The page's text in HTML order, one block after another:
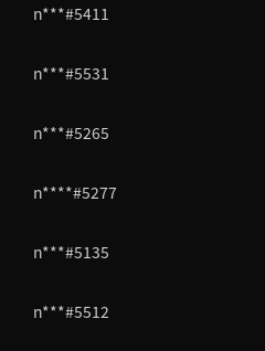
n***#5411
n***#5531
n***#5265
n****#5277
n***#5135
n***#5512